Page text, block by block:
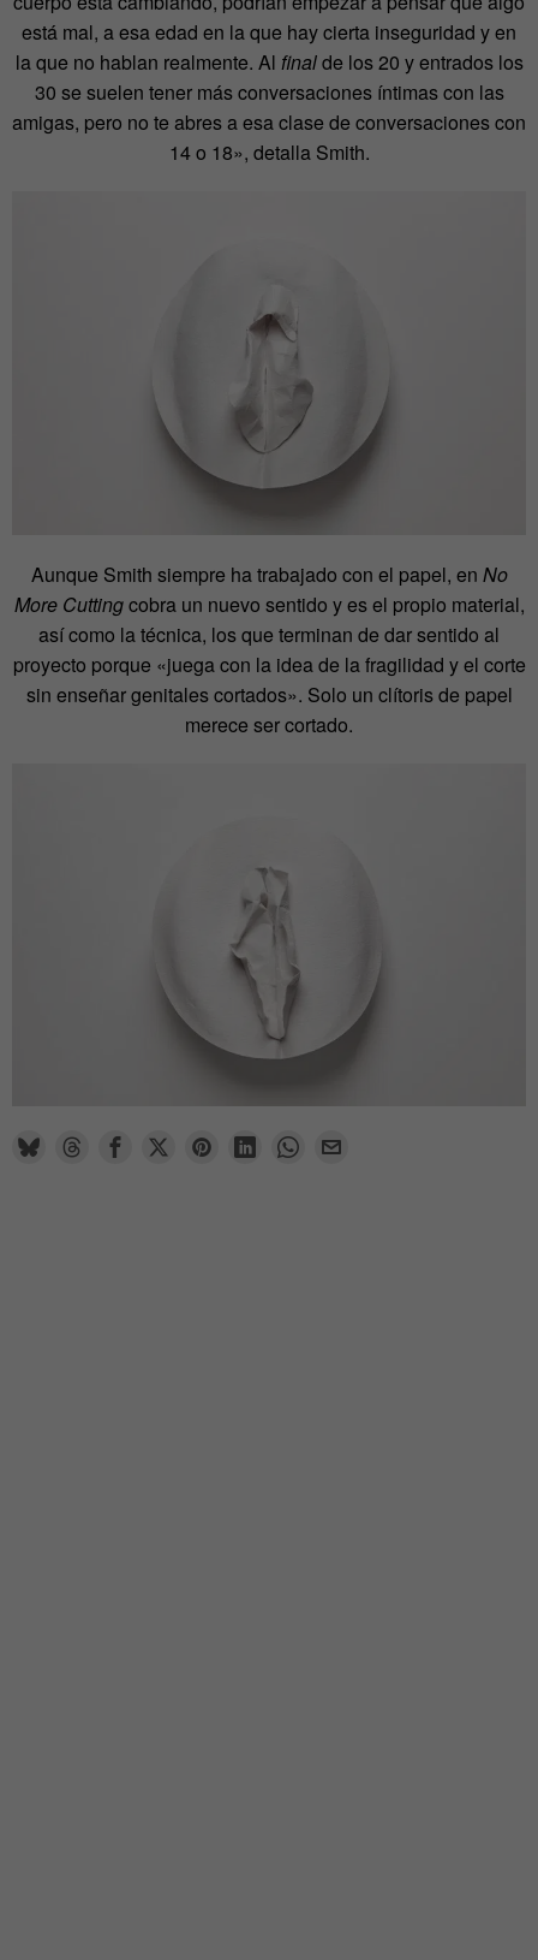
está mal, a esa edad en la que hay cierta inseguridad y en
la que no hablan realmente. Al finalde los 20 y entrados los
30 se suelen tener más conversaciones íntimas con las
amigas, pero no te abres a esa clase de conversaciones con
14 o 18», detalla Smith.
Aunque Smith siempre ha trabajado con el papel, en No
More Cuttingcobra un nuevo sentido y es el propio material,
así como la técnica, los que terminan de dar sentido al
proyecto porque «juega con la idea de la fragilidad y el corte
sin enseñar genitales cortados». Solo un clítoris de papel
merece ser cortado.